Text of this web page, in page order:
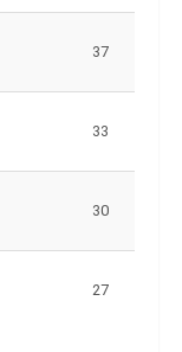
37
33
30
27